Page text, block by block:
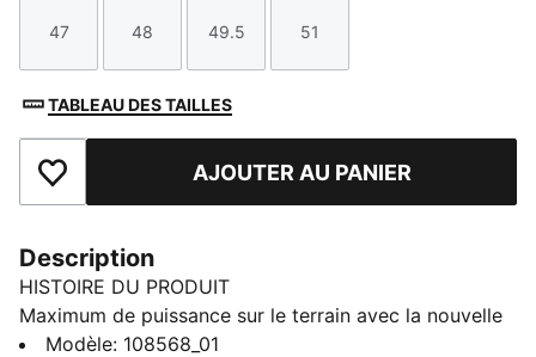
Taille
47
Taille
48
Taille
49.5
Taille
51
TABLEAU DES TAILLES
Ajouter aux favorisAJOUTER AU PANIER
Description
HISTOIRE DU PRODUIT
Maximum de puissance sur le terrain avec la nouvelle
ELIMINATE NITRO™ SQD 4. Spécialement conçue pour
Modèle: 108568_01